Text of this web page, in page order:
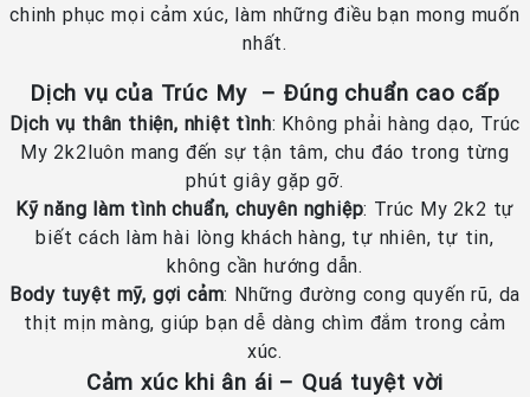
chinh phục mọi cảm xúc, làm những điều bạn mong muốn
nhất.
Dịch vụ của Trúc My – Đúng chuẩn cao cấp
Dịch vụ thân thiện, nhiệt tình: Không phải hàng dạo, Trúc
My 2k2luôn mang đến sự tận tâm, chu đáo trong từng
phút giây gặp gỡ.
Kỹ năng làm tình chuẩn, chuyên nghiệp: Trúc My 2k2 tự
biết cách làm hài lòng khách hàng, tự nhiên, tự tin,
không cần hướng dẫn.
Body tuyệt mỹ, gợi cảm: Những đường cong quyến rũ, da
thịt mịn màng, giúp bạn dễ dàng chìm đắm trong cảm
xúc.
Cảm xúc khi ân ái – Quá tuyệt vời